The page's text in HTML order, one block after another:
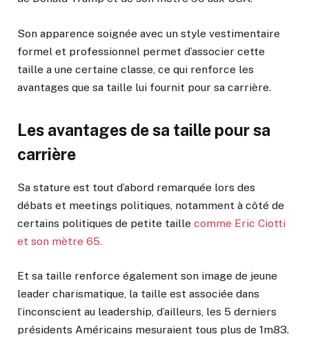
Son apparence soignée avec un style vestimentaire
formel et professionnel permet d’associer cette
taille a une certaine classe, ce qui renforce les
avantages que sa taille lui fournit pour sa carrière.
Les avantages de sa taille pour sa
carrière
Sa stature est tout d’abord remarquée lors des
débats et meetings politiques, notamment à côté de
certains politiques de petite taille comme Eric Ciotti
et son mètre 65.
Et sa taille renforce également son image de jeune
leader charismatique, la taille est associée dans
l’inconscient au leadership, d’ailleurs, les 5 derniers
présidents Américains mesuraient tous plus de 1m83.